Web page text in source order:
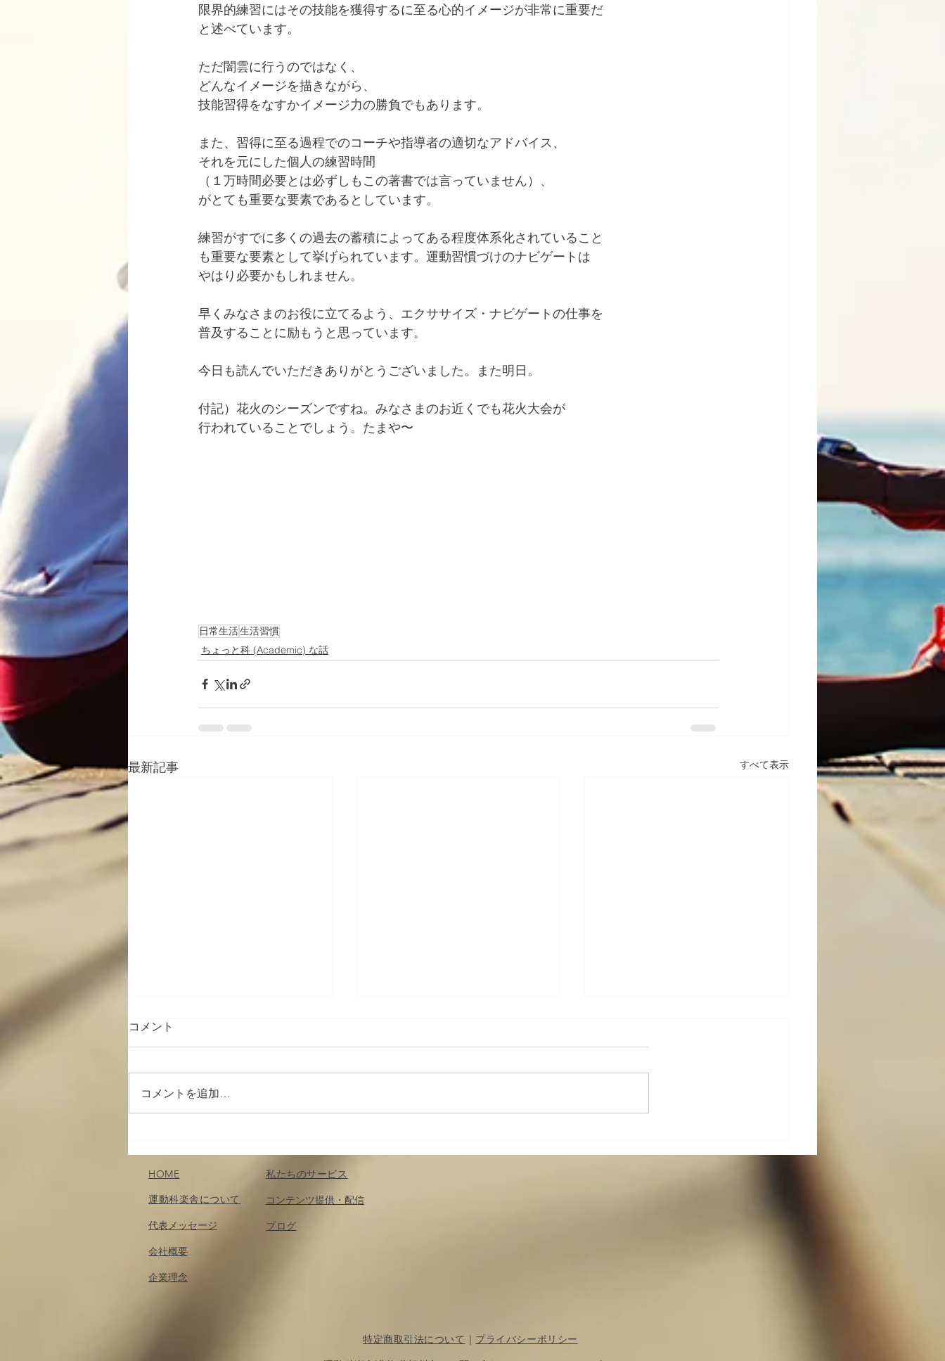
限界的練習にはその技能を獲得するに至る心的イメージが非常に重要だ
と述べています。
ただ闇雲に行うのではなく、
どんなイメージを描きながら、
技能習得をなすかイメージ力の勝負でもあります。
また、習得に至る過程でのコーチや指導者の適切なアドバイス、
それを元にした個人の練習時間
（１万時間必要とは必ずしもこの著書では言っていません）、
がとても重要な要素であるとしています。
練習がすでに多くの過去の蓄積によってある程度体系化されていること
も重要な要素として挙げられています。運動習慣づけのナビゲートは
やはり必要かもしれません。
早くみなさまのお役に立てるよう、エクササイズ・ナビゲートの仕事を
普及することに励もうと思っています。
今日も読んでいただきありがとうございました。また明日。
付記）花火のシーズンですね。みなさまのお近くでも花火大会が
行われていることでしょう。たまや〜
日常生活生活習慣
ちょっと科 (Academic) な話
最新記事 すべて表示
（２）；運動を企画する・記
憶する〜運動を科楽する：第
（１）；運動の前に筋の緊張
楽する：第２章（４）
コメント
コメントを追加…
HOME
運動科楽舎について
代表メッセージ
会社概要
企業理念
私たちのサービス
コンテンツ​提供・配信
​ブログ
特定商取引法について ｜ プライバシーポリシー